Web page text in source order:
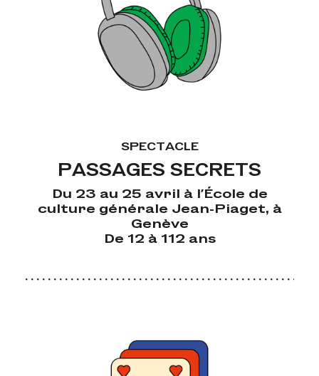
SPECTACLE
PASSAGES SECRETS
Du 23 au 25 avril à l’École de
culture générale Jean-Piaget, à
Genève
De 12 à 112 ans